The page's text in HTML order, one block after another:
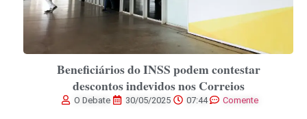
Beneficiários do INSS podem contestar
descontos indevidos nos Correios
O Debate 30/05/2025 07:44 Comente